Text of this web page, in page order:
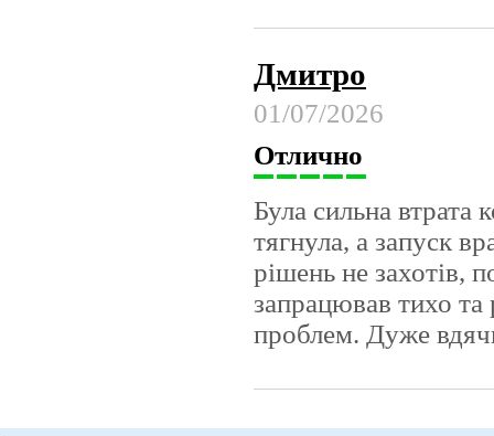
Дмитро
01/07/2026
Отлично
Була сильна
тягнула, а запуск
рішень не захотів,
запрацював тихо та
проблем. Дуже